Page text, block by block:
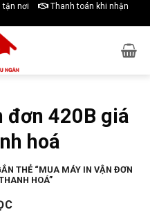
tận nơi
Thanh toán khi nhận
đơn 420B giá
hoá
THẺ “MUA MÁY IN VẬN ĐƠN
HOÁ”